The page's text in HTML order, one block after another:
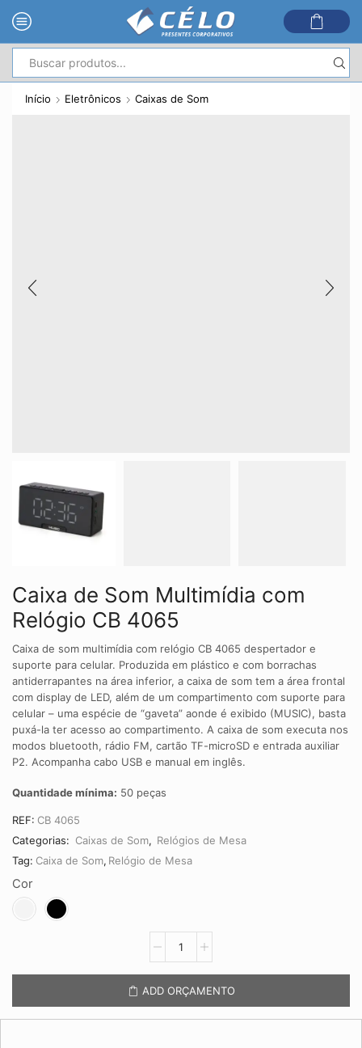
de
pesquisa
Início Eletrônicos Caixas de Som
Caixa de Som Multimídia com
Relógio CB 4065
Caixa de som multimídia com relógio CB 4065 despertador e
suporte para celular. Produzida em plástico e com borrachas
antiderrapantes na área inferior, a caixa de som tem a área frontal
com display de LED, além de um compartimento com suporte para
celular – uma espécie de “gaveta” aonde é exibido (MUSIC), basta
puxá-la ter acesso ao compartimento. A caixa de som executa nos
modos bluetooth, rádio FM, cartão TF-microSD e entrada auxiliar
P2. Acompanha cabo USB e manual em inglês.
Quantidade mínima: 50 peças
REF: CB 4065
Categorias: Caixas de Som, Relógios de Mesa
Tag: Caixa de Som, Relógio de Mesa
Cor
com
ADD ORÇAMENTO